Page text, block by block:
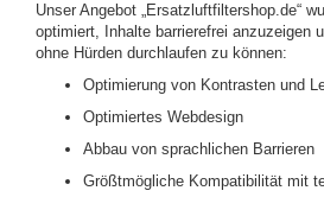
Unser Angebot „Ersatzluftfiltershop.de“
optimiert, Inhalte barrierefrei anzuzeigen
ohne Hürden durchlaufen zu können:
Optimierung von Kontrasten und
Optimiertes Webdesign
Abbau von sprachlichen Barrieren
Größtmögliche Kompatibilität mit